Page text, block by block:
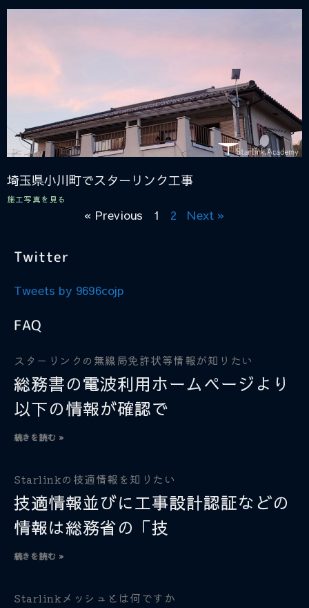
埼玉県小川町でスターリンク工事
施工写真を見る
« Previous 1 2 Next »
Twitter
Tweets by 9696cojp
FAQ
スターリンクの無線局免許状等情報が知りたい
総務書の電波利用ホームページより
以下の情報が確認で
続きを読む »
Starlinkの技適情報を知りたい
技適情報並びに工事設計認証などの
情報は総務省の「技
続きを読む »
Starlinkメッシュとは何ですか